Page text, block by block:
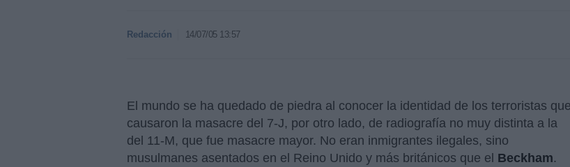
Redacción 14/07/05 13:57
El mundo se ha quedado de piedra al conocer la identidad de los terroristas que
causaron la masacre del 7-J, por otro lado, de radiografía no muy distinta a la
del 11-M, que fue masacre mayor. No eran inmigrantes ilegales, sino
musulmanes asentados en el Reino Unido y más británicos que el Beckham.